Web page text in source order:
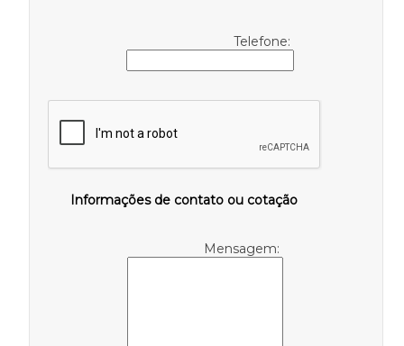
Telefone:
Informações de contato ou cotação
Mensagem: